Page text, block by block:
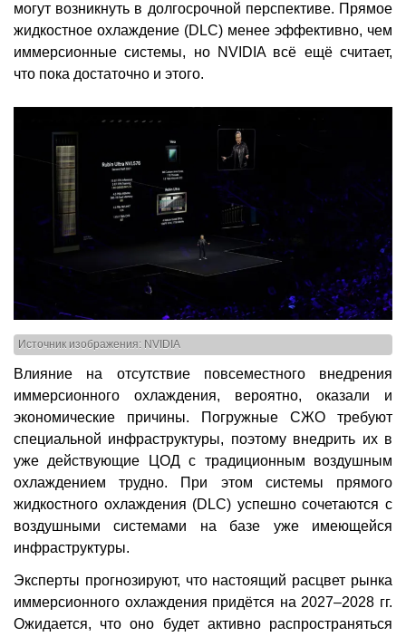
могут возникнуть в долгосрочной перспективе. Прямое
жидкостное охлаждение (DLC) менее эффективно, чем
иммерсионные системы, но NVIDIA всё ещё считает,
что пока достаточно и этого.
Источник изображения: NVIDIA
Влияние на отсутствие повсеместного внедрения
иммерсионного охлаждения, вероятно, оказали и
экономические причины. Погружные СЖО требуют
специальной инфраструктуры, поэтому внедрить их в
уже действующие ЦОД с традиционным воздушным
охлаждением трудно. При этом системы прямого
жидкостного охлаждения (DLC) успешно сочетаются с
воздушными системами на базе уже имеющейся
инфраструктуры.
Эксперты прогнозируют, что настоящий расцвет рынка
иммерсионного охлаждения придётся на 2027–2028 гг.
Ожидается, что оно будет активно распространяться